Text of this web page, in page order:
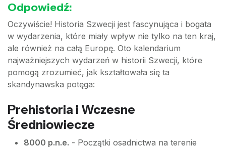
Odpowiedź:
Oczywiście! Historia Szwecji jest fascynująca i bogata
w wydarzenia, które miały wpływ nie tylko na ten kraj,
ale również na całą Europę. Oto kalendarium
najważniejszych wydarzeń w historii Szwecji, które
pomogą zrozumieć, jak kształtowała się ta
skandynawska potęga:
Prehistoria i Wczesne
Średniowiecze
8000 p.n.e. - Początki osadnictwa na terenie